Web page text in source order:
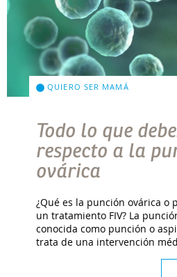
QUIERO SER MAMÁ
Todo lo que
respecto a la
ovárica
¿Qué es la punción ovárica o
un tratamiento FIV? La
conocida como punción o
trata de una intervención